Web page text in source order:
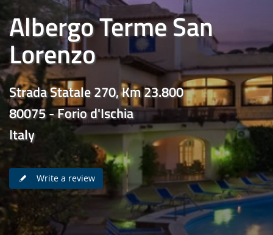
Albergo Terme San
Lorenzo
Strada Statale 270, Km 23.800
80075 - Forio d'Ischia
Italy
Write a review